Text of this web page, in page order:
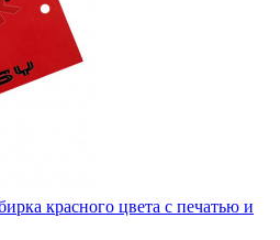
красного цвета с печатью и